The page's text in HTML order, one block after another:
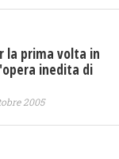
la prima volta in
inedita di
2005